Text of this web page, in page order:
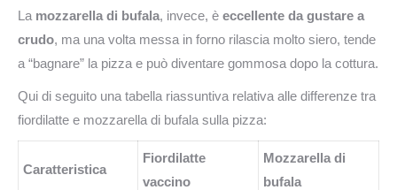
La mozzarella di bufala, invece, è eccellente da gustare a
crudo, ma una volta messa in forno rilascia molto siero, tende
a “bagnare” la pizza e può diventare gommosa dopo la cottura.
Qui di seguito una tabella riassuntiva relativa alle differenze tra
fiordilatte e mozzarella di bufala sulla pizza:
Caratteristica
Fiordilatte
vaccino
Mozzarella di
bufala